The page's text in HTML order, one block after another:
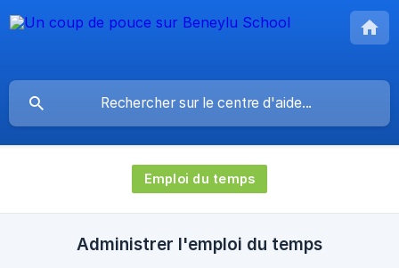
Emploi du temps
Administrer l'emploi du temps